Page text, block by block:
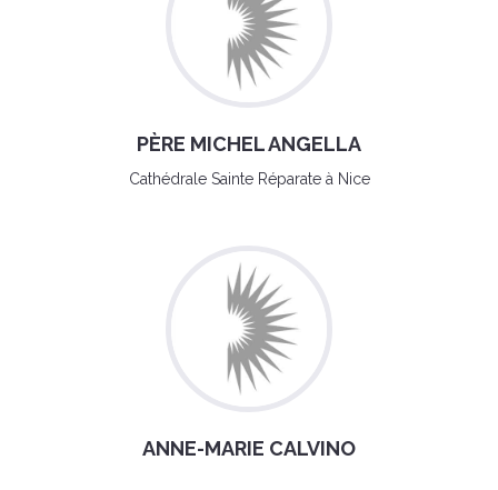
PÈRE MICHEL ANGELLA
Cathédrale Sainte Réparate à Nice
ANNE-MARIE CALVINO